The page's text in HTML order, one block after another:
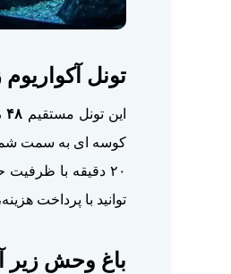
تونل
این تونل مستقیم ۴۸
توانید با پرداخت
باغ وحش زیر